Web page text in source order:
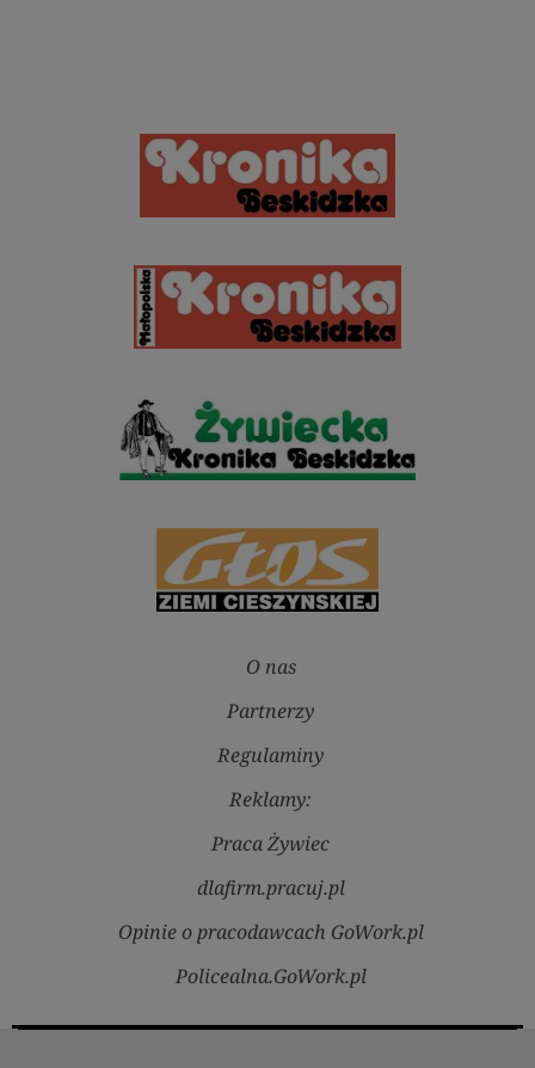
O nas
Partnerzy
Regulaminy
Reklamy:
Praca Żywiec
dlafirm.pracuj.pl
Opinie o pracodawcach GoWork.pl
Policealna.GoWork.pl